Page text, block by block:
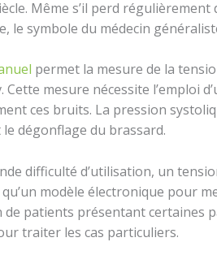
Même s’il perd
le symbole du médecin
permet la mesure de la
mesure nécessite l’emploi
ces bruits. La pression
le dégonflage du brassard.
difficulté d’utilisation, un
modèle électronique pour
de patients présentant certaines
traiter les cas particuliers.